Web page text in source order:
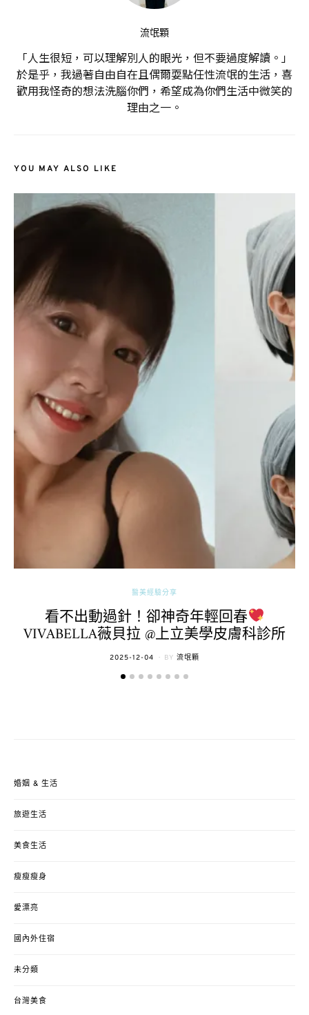
流氓顆
「人生很短，可以理解別人的眼光，但不要過度解讀。」
於是乎，我過著自由自在且偶爾耍點任性流氓的生活，喜
歡用我怪奇的想法洗腦你們，希望成為你們生活中微笑的
理由之一。
YOU MAY ALSO LIKE
醫美經驗分享
看不出動過針！卻神奇年輕回春
VIVABELLA薇貝拉 @上立美學皮膚科診所
POSTED
2025-12-04 BY 流氓顆
婚姻 & 生活
旅遊生活
美食生活
瘦瘦瘦身
愛漂亮
國內外住宿
未分類
台灣美食